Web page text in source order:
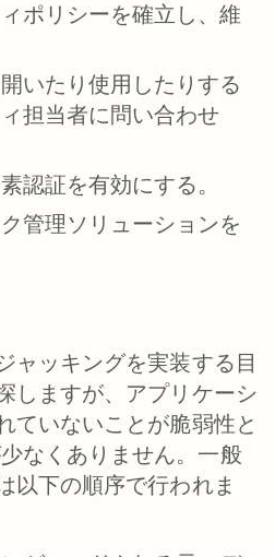
ポリシーを確立し、維
いたり使用したりする
担当者に問い合わせ
認証を有効にする。
管理ソリューションを
ャッキングを実装する目
しますが、アプリケーシ
ていないことが脆弱性と
なくありません。一般
以下の順序で行われま